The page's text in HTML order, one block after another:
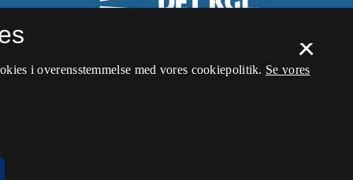
×
i overensstemmelse med vores cookiepolitik. Se vores